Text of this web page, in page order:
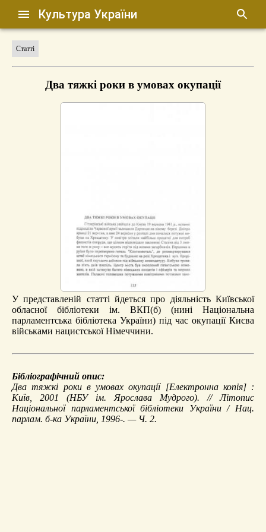
Культура України
Статті
Два тяжкі роки в умовах окупації
У представленій статті йдеться про діяльність Київської
обласної бібліотеки ім. ВКП(б) (нині Національна
парламентська бібліотека України) під час окупації Києва
військами нацистської Німеччини.
Бібліографічний опис:
Два тяжкі роки в умовах окупації[Електронна копія] :
Київ, 2001 (НБУ ім. Ярослава Мудрого). //Літопис
Національної парламентської бібліотеки України/ Нац.
парлам. б-ка України, 1996-. — Ч. 2.